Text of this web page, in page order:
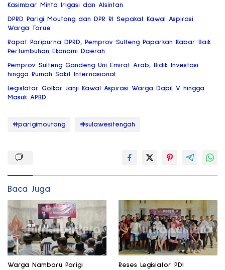
Kasimbar Minta Irigasi dan Alsintan
DPRD Parigi Moutong dan DPR RI Sepakat Kawal Aspirasi
Warga Torue
Rapat Paripurna DPRD, Pemprov Sulteng Paparkan Kabar Baik
Pertumbuhan Ekonomi Daerah
Pemprov Sulteng Gandeng Uni Emirat Arab, Bidik Investasi
hingga Rumah Sakit Internasional
Legislator Golkar Janji Kawal Aspirasi Warga Dapil V hingga
Masuk APBD
#parigimoutong #sulawesitengah
Baca Juga
Warga Nambaru Parigi
Reses Legislator PDI